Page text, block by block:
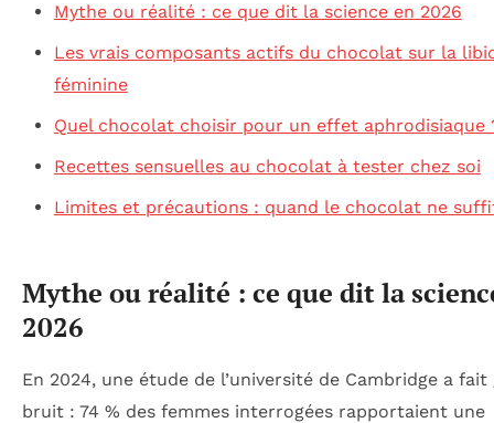
Mythe ou réalité : ce que dit la science en 2026
Les vrais composants actifs du chocolat sur la
féminine
Quel chocolat choisir pour un effet aphrodisiaque
Recettes sensuelles au chocolat à tester chez soi
Limites et précautions : quand le chocolat ne
Mythe ou réalité : ce que dit la
2026
En 2024, une étude de l’université de Cambridge a fait
bruit : 74 % des femmes interrogées rapportaient une